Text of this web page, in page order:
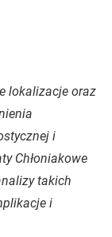
lokalizacje oraz
i
Chłoniakowe
takich
i